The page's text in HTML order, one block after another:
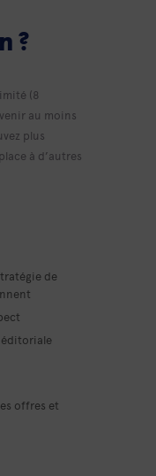
?
(8
au moins
plus
à d’autres
de
éditoriale
offres et